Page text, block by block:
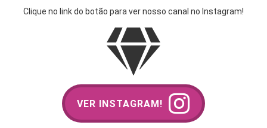
Clique no link do botão para ver nosso canal no Instagram!
VER INSTAGRAM!